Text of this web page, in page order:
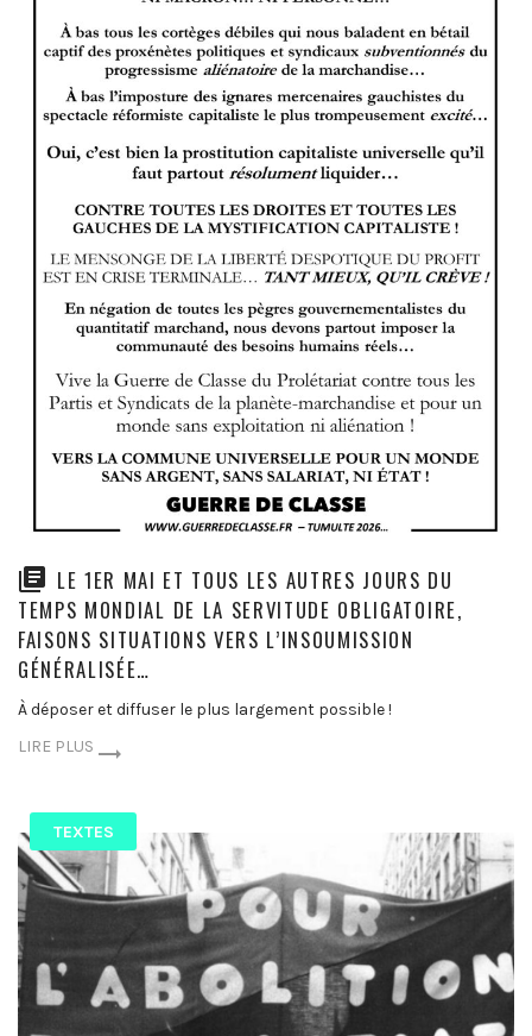
LE 1ER MAI ET TOUS LES AUTRES JOURS DU
TEMPS MONDIAL DE LA SERVITUDE OBLIGATOIRE,
FAISONS SITUATIONS VERS L’INSOUMISSION
GÉNÉRALISÉE…
À déposer et diffuser le plus largement possible !
LIRE PLUS
TEXTES